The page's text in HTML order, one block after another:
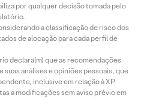
por qualquer decisão tomada pelo
a classificação de risco dos
de alocação para cada perfil de
declara(m) que as recomendações
análises e opiniões pessoais, que
inclusive em relação à XP
a modificações sem aviso prévio em